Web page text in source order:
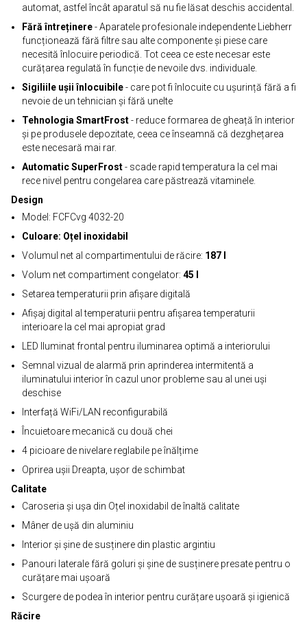
automat, astfel încât aparatul să nu fie lăsat deschis accidental.
Fără întreținere- Aparatele profesionale independente Liebherr
funcționează fără filtre sau alte componente și piese care
necesită înlocuire periodică. Tot ceea ce este necesar este
curățarea regulată în funcție de nevoile dvs. individuale.
Sigiliile ușii înlocuibile- care pot fi înlocuite cu ușurință fără a fi
nevoie de un tehnician și fără unelte
Tehnologia SmartFrost- reduce formarea de gheață în interior
și pe produsele depozitate, ceea ce înseamnă că dezghețarea
este necesară mai rar.
Automatic SuperFrost- scade rapid temperatura la cel mai
rece nivel pentru congelarea care păstrează vitaminele.
Design
Model: FCFCvg 4032-20
Culoare: Oțel inoxidabil
Volumul net al compartimentului de răcire: 187 l
Volum net compartiment congelator: 45 l
Setarea temperaturii prin afișare digitală
Afișaj digital al temperaturii pentru afișarea temperaturii
interioare la cel mai apropiat grad
LED Iluminat frontal pentru iluminarea optimă a interiorului
Semnal vizual de alarmă prin aprinderea intermitentă a
iluminatului interior în cazul unor probleme sau al unei uși
deschise
Interfață WiFi/LAN reconfigurabilă
Încuietoare mecanică cu două chei
4 picioare de nivelare reglabile pe înălțime
Oprirea ușii Dreapta, ușor de schimbat
Calitate
Caroseria și ușa din Oțel inoxidabil de înaltă calitate
Mâner de ușă din aluminiu
Interior și șine de susținere din plastic argintiu
Panouri laterale fără goluri și șine de susținere presate pentru o
curățare mai ușoară
Scurgere de podea în interior pentru curățare ușoară și igienică
Răcire